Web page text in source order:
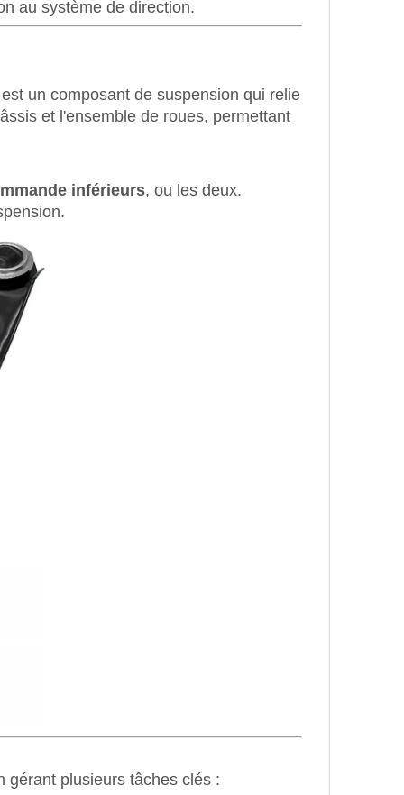
au système de direction.
un composant de suspension qui relie
et l'ensemble de roues, permettant
inférieurs, ou les deux.
gérant plusieurs tâches clés :